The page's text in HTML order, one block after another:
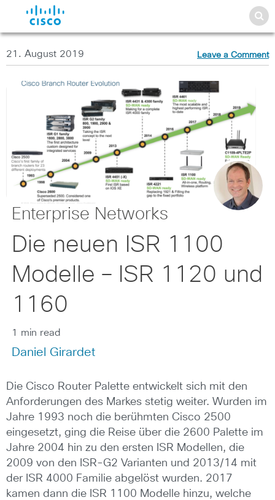
21. August 2019 Leave a Comment
Enterprise Networks
Die neuen ISR 1100
Modelle – ISR 1120 und
1160
1 min read
Daniel Girardet
Die Cisco Router Palette entwickelt sich mit den
Anforderungen des Markes stetig weiter. Wurden im
Jahre 1993 noch die berühmten Cisco 2500
eingesetzt, ging die Reise über die 2600 Palette im
Jahre 2004 hin zu den ersten ISR Modellen, die
2009 von den ISR-G2 Varianten und 2013/14 mit
der ISR 4000 Familie abgelöst wurden. 2017
kamen dann die ISR 1100 Modelle hinzu, welche